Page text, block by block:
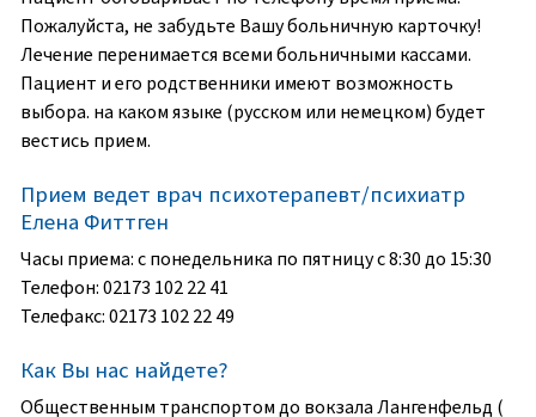
Пожалуйста, не забудьте Вашу больничную карточку!
Лечение перенимается всеми больничными кассами.
Пациент и его родственники имеют возможность
выбора. на каком языке (русском или немецком) будет
вестись прием.
Прием ведет врач психотерапевт/психиатр
Елена Фиттген
Часы приема:с понедельника по пятницу с 8:30 до 15:30
Телефон:02173 102 22 41
Телефакс:02173 102 22 49
Как Вы нас найдете?
Общественным транспортом до вокзала Лангенфельд (